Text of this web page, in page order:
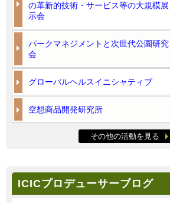
の革新的技術・サービス等の大規模展
示会
パークマネジメントと次世代公園研究
会
グローバルヘルスイニシャティブ
空想商品開発研究所
その他の活動を見る
ICICプロデューサーブログ